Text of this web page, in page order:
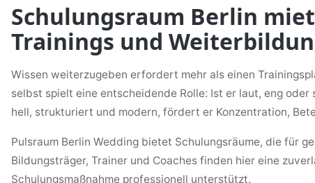
Schulungsraum Berlin
Trainings und
Wissen weiterzugeben erfordert mehr als einen
selbst spielt eine entscheidende Rolle: Ist er laut, eng
hell, strukturiert und modern, fördert er Konzentration,
Pulsraum Berlin Wedding bietet Schulungsräume, die für
Bildungsträger, Trainer und Coaches finden hier eine
Schulungsmaßnahme professionell unterstützt.